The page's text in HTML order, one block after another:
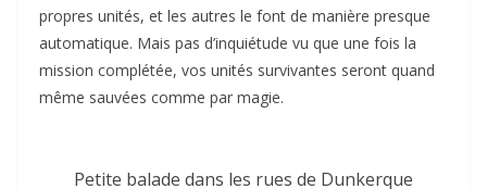
propres unités, et les autres le font de manière presque
automatique. Mais pas d’inquiétude vu que une fois la
mission complétée, vos unités survivantes seront quand
même sauvées comme par magie.
Petite balade dans les rues de Dunkerque